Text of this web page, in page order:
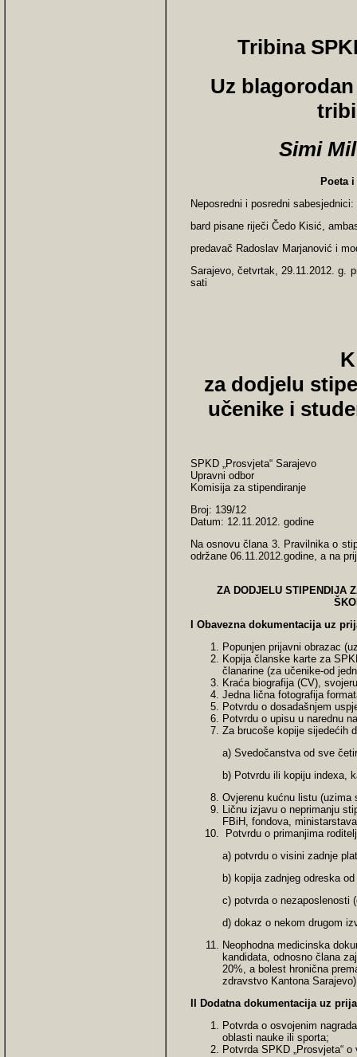
Tribina
Uz
Simi
Poeta
Neposredni i posredni sabesjednici:
bard pisane riječi Čedo Kisić,
predavač Radoslav Marjanović i
Sarajevo, četvrtak, 29.11.2012. g.
sati
za dodjelu
učenike i
SPKD „Prosvjeta“ Sarajevo
Upravni odbor
Komisija za stipendiranje
Broj: 139/12
Datum: 12.11.2012. godine
Na osnovu člana 3. Pravilnika o
održane 06.11.2012.godine, a na
ZA DODJELU STIPENDIJA
I Obavezna dokumentacija uz
Popunjen prijavni obrazac
Kopija članske karte za
članarine (za učenike-od
Kraća biografija (CV),
Jedna lična fotografija
Potvrdu o dosadašnjem
Potvrdu o upisu u narednu
Za brucoše kopije sijedećih
a) Svedočanstva od sve
b) Potvrdu ili kopiju indexa,
Ovjerenu kućnu listu (uzima
Ličnu izjavu o neprimanju
FBiH, fondova,
Potvrdu o primanjima
a) potvrdu o visini zadnje
b) kopija zadnjeg odreska
c) potvrda o nezaposlenosti
d) dokaz o nekom drugom
Neophodna medicinska
kandidata, odnosno člana
20%, a bolest hronična
zdravstvo Kantona
II Dodatna dokumentacija uz
Potvrda o osvojenim
oblasti nauke ili sporta;
Potvrda SPKD „Prosvjeta“